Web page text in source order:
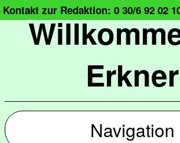
Erkner
Kontakt zur Redaktion: 0 30/6 92 02
Navigation